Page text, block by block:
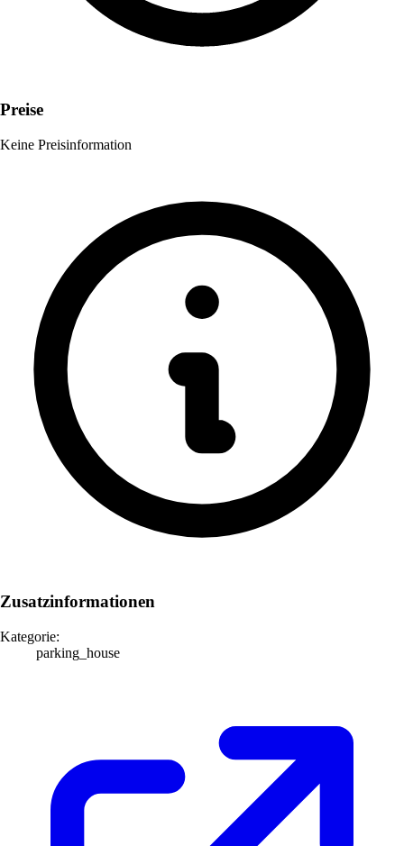
Preise
Keine Preisinformation
Zusatzinformationen
Kategorie:
parking_house